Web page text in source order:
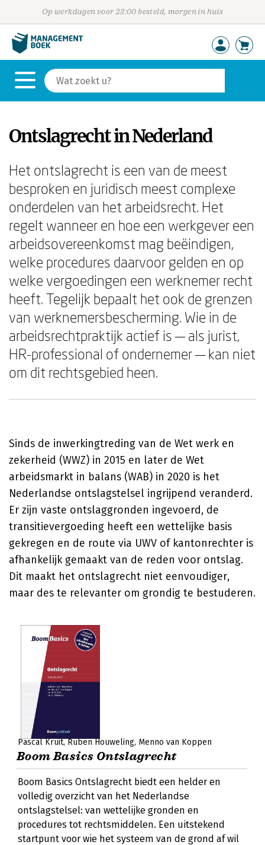
Op werkdagen voor 23:00 besteld, morgen in huis
Ontslagrecht in Nederland
Het ontslagrecht is een van de meest
besproken en juridisch meest complexe
onderdelen van het arbeidsrecht. Het
regelt wanneer en hoe een werkgever een
arbeidsovereenkomst mag beëindigen,
welke procedures daarvoor gelden en op
welke vergoedingen een werknemer recht
heeft. Tegelijk bepaalt het ook de grenzen
van werknemersbescherming. Wie in de
arbeidsrechtpraktijk actief is — als jurist,
HR-professional of ondernemer — kan niet
om dit rechtsgebied heen.
Sinds de inwerkingtreding van de Wet werk en
zekerheid (WWZ) in 2015 en later de Wet
arbeidsmarkt in balans (WAB) in 2020 is het
Nederlandse ontslagstelsel ingrijpend veranderd.
Er zijn vaste ontslaggronden ingevoerd, de
transitievergoeding heeft een wettelijke basis
gekregen en de route via UWV of kantonrechter is
afhankelijk gemaakt van de reden voor ontslag.
Dit maakt het ontslagrecht niet eenvoudiger,
maar des te relevanter om grondig te bestuderen.
Pascal Kruit Ruben Houweling Menno van Koppen
Boom Basics Ontslagrecht
Boom Basics Ontslagrecht biedt een helder en
volledig overzicht van het Nederlandse
ontslagstelsel: van wettelijke gronden en
procedures tot rechtsmiddelen. Een uitstekend
startpunt voor wie het systeem van de grond af wil